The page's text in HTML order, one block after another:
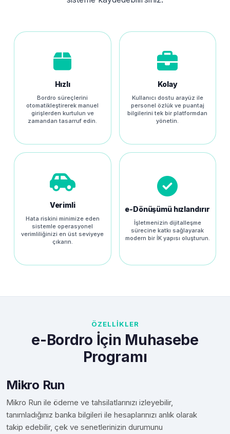
Hızlı
Bordro süreçlerini
otomatikleştirerek manuel
girişlerden kurtulun ve
zamandan tasarruf edin.
Kolay
Kullanıcı dostu arayüz ile
personel özlük ve puantaj
bilgilerini tek bir platformdan
yönetin.
Verimli
Hata riskini minimize eden
sistemle operasyonel
verimliliğinizi en üst seviyeye
çıkarın.
e-Dönüşümü hızlandırır
İşletmenizin dijitalleşme
sürecine katkı sağlayarak
modern bir İK yapısı oluşturun.
ÖZELLİKLER
e-Bordro İçin Muhasebe
Programı
Mikro Run
Mikro Run ile ödeme ve tahsilatlarınızı izleyebilir,
tanımladığınız banka bilgileri ile hesaplarınızı anlık olarak
takip edebilir, çek ve senetlerinizin durumunu